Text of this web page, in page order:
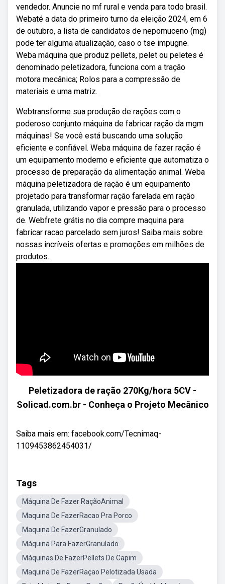
vendedor. Anuncie no mf rural e venda para todo brasil.
Webaté a data do primeiro turno da eleição 2024, em 6
de outubro, a lista de candidatos de nepomuceno (mg)
pode ter alguma atualização, caso o tse impugne.
Weba máquina que produz pellets, pelet ou peletes é
denominado peletizadora, funciona com a tração
motora mecânica; Rolos para a compressão de
materiais e uma matriz.
Webtransforme sua produção de rações com o
poderoso conjunto máquina de fabricar ração da mgm
máquinas! Se você está buscando uma solução
eficiente e confiável. Weba máquina de fazer ração é
um equipamento moderno e eficiente que automatiza o
processo de preparação da alimentação animal. Weba
máquina peletizadora de ração é um equipamento
projetado para transformar ração farelada em ração
granulada, utilizando vapor e pressão para o processo
de. Webfrete grátis no dia compre maquina para
fabricar racao parcelado sem juros! Saiba mais sobre
nossas incríveis ofertas e promoções em milhões de
produtos.
Peletizadora de ração 270Kg/hora 5CV -
Solicad.com.br - Conheça o Projeto Mecânico
Saiba mais em: facebook.com/Tecnimaq-
1109453862454031/
Tags
Máquina De Fazer RaçãoAnimal
Maquina De FazerRacao Pra Porco
Maquina De FazerGranulado
Máquina Para FazerGranulado
Máquinas De FazerPellets De Capim
Maquina De FazerRaçao Pelotizada Usada